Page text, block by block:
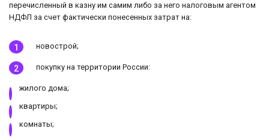
перечисленный в казну им самим либо за него налоговым агентом
НДФЛ за счет фактически понесенных затрат на:
новострой;
покупку на территории России:
жилого дома;
квартиры;
комнаты;